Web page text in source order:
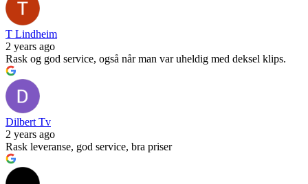
T Lindheim
2 years ago
Rask og god service, også når man var uheldig med deksel klips.
Dilbert Tv
2 years ago
Rask leveranse, god service, bra priser